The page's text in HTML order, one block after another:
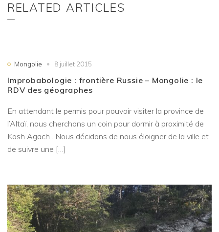
RELATED ARTICLES
Mongolie 8 juillet 2015
Improbabologie : frontière Russie – Mongolie : le
RDV des géographes
En attendant le permis pour pouvoir visiter la province de
l’Altaï, nous cherchons un coin pour dormir à proximité de
Kosh Agach . Nous décidons de nous éloigner de la ville et
de suivre une […]